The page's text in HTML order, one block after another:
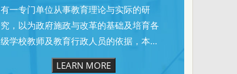
有一专门单位从事教育理论与实际的研
究，以为政府施政与改革的基础及培育各
级学校教师及教育行政人员的依据，本...
LEARN MORE